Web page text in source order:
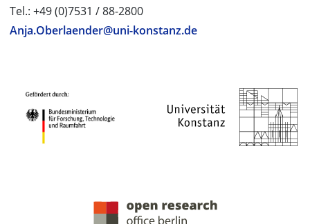
Tel.: +49 (0)7531 / 88-2800
Anja.Oberlaender@uni-konstanz.de